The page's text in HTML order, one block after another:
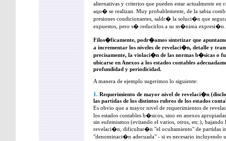
alternativas y criterios que pueden estar actualmente en
aqu� se realizan. Muy probablemente, de la sabia
presiones condicionantes, saldr� la soluci�n que
expuestos, pero s� reducirlos a su m�nima expresi�n.
Filos�ficamente, podr�amos sintetizar que
a incrementar los niveles de revelaci�n, detalle y
precisamente, la violaci�n de las normas b�sicas o
ubicarse en Anexos a los estados contables
profundidad y periodicidad.
A manera de ejemplo sugerimos lo siguiente:
1. Requerimiento de mayor nivel de revelaci�n
las partidas de los distintos rubros de los estados
Es obvio que a mayor nivel de requerimientos de
los estados contables b�sicos, sino en anexos
sin eufemismos (evitando el varios, otros, etc.),
revelaci�n, dificultar�n "el ocultamiento" de partidas
"denominaci�n adecuada" - si es necesario